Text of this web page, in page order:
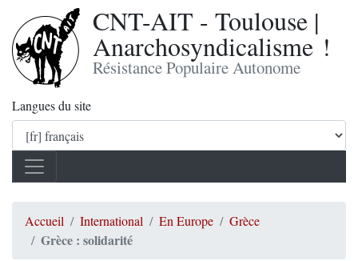
CNT-AIT - Toulouse |
Anarchosyndicalisme !
Résistance Populaire Autonome
Langues du site
Accueil International En Europe Grèce
Grèce : solidarité